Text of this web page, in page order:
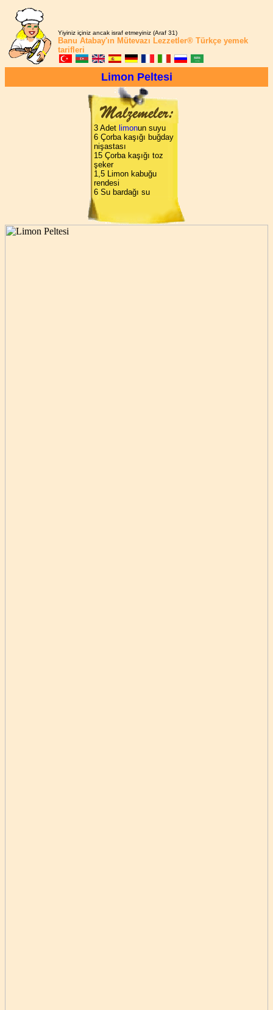
Yiyiniz içiniz ancak israf etmeyiniz (Araf 31)
Banu Atabay'ın Mütevazı Lezzetler® Türkçe yemek
tarifleri
Limon Peltesi
3 Adet limonun suyu
6 Çorba kaşığı buğday
nişastası
15 Çorba kaşığı toz
şeker
1,5 Limon kabuğu
rendesi
6 Su bardağı su